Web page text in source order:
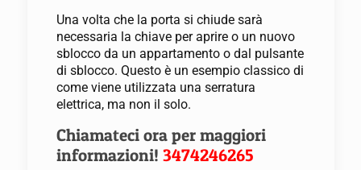
Una volta che la porta si chiude sarà
necessaria la chiave per aprire o un nuovo
sblocco da un appartamento o dal pulsante
di sblocco. Questo è un esempio classico di
come viene utilizzata una serratura
elettrica, ma non il solo.
Chiamateci ora per maggiori
informazioni! 3474246265